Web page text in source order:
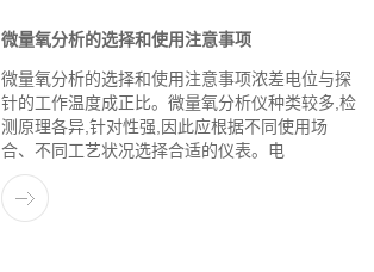
微量氧分析的选择和使用注意事项
微量氧分析的选择和使用注意事项浓差电位与探
针的工作温度成正比。微量氧分析仪种类较多,检
测原理各异,针对性强,因此应根据不同使用场
合、不同工艺状况选择合适的仪表。电